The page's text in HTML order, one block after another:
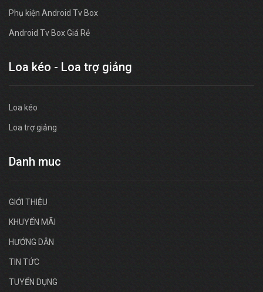
Phụ kiện Android Tv Box
Android Tv Box Giá Rẻ
Loa kéo - Loa trợ giảng
Loa kéo
Loa trợ giảng
Danh muc
GIỚI THIỆU
KHUYẾN MÃI
HƯỚNG DẪN
TIN TỨC
TUYỂN DỤNG